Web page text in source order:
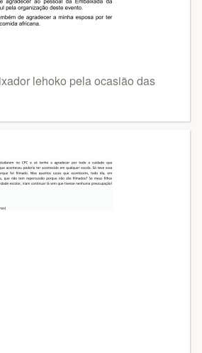
lehoko pela ocasião das